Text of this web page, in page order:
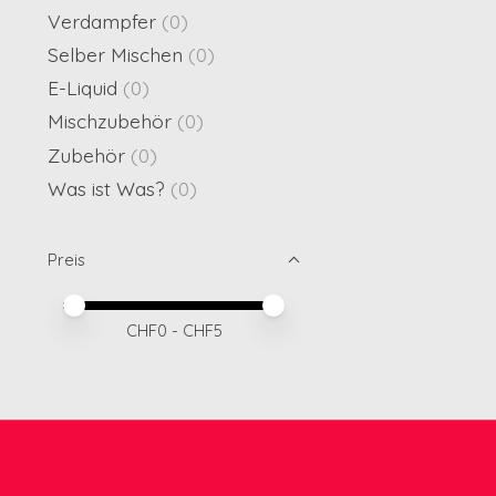
Verdampfer (0)
Selber Mischen (0)
E-Liquid (0)
Mischzubehör (0)
Zubehör (0)
Was ist Was? (0)
Preis
Preis – Mindestwert
Price maximum value
CHF0 - CHF5